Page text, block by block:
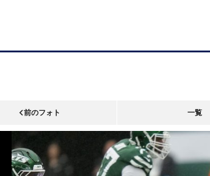
前のフォト 一覧